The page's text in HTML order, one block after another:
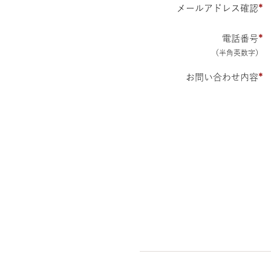
メールアドレス確認*
電話番号*
（半角英数字）
お問い合わせ内容*